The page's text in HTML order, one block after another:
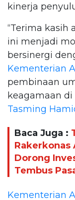
kinerja
“Terima kasih
ini menjadi
bersinergi
Kementerian
pembinaan
keagamaan di
Tasming
Baca Juga :
Rakerkonas
Dorong
Tembus
Kementerian